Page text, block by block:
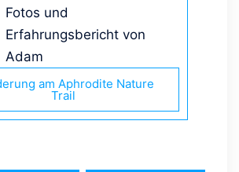
Fotos und
Erfahrungsbericht von
Adam
am Aphrodite Nature
Trail